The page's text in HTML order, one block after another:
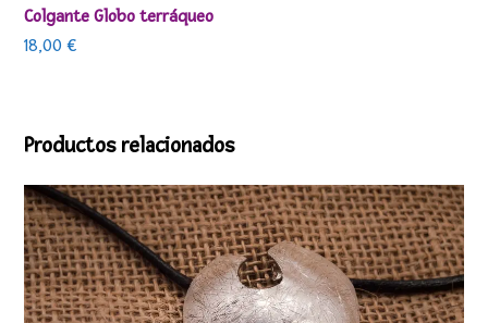
Colgante Globo terráqueo
18,00€
Productos relacionados